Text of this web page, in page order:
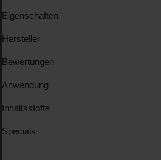
Eigenschaften
Hersteller
Bewertungen
Anwendung
Inhaltsstoffe
Specials